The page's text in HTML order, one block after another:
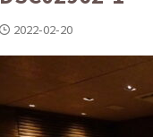
2022-02-20